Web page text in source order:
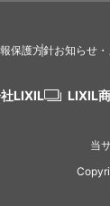
保護方針お知らせ
LIXIL LIXIL
当